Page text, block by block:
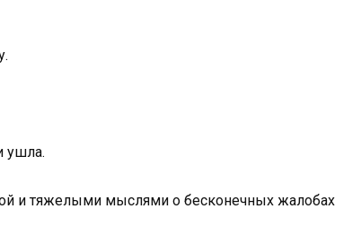
ушла.
и тяжелыми мыслями о бесконечных жалобах